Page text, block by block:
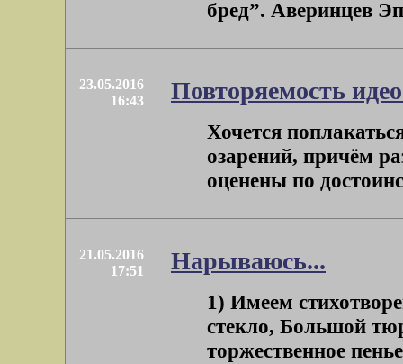
бред”. Аверинцев
23.05.2016
16:43
Повторяемость
Хочется
озарений, причём
оценены по
21.05.2016
17:51
Нарываюсь...
1) Имеем
стекло, Большой
торжественное